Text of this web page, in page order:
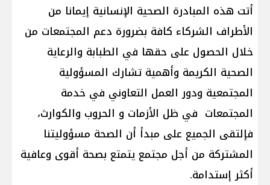
أتت هذه المبادرة الصحية الإنسانية إيمانا من
الأطراف الشركاء كافة بضرورة دعم المجتمعات من
خلال الحصول على حقها في الطبابة والرعاية
الصحية الكريمة وأهمية تشارك المسؤولية
المجتمعية ودور العمل التعاوني في خدمة
المجتمعات في ظل الأزمات و الحروب والكوارث،
فإلتقى الجميع على مبدأ أن الصحة مسؤوليتنا
المشتركة من أجل مجتمع يتمتع بصحة أقوى وعافية
أكثر إستدامة.